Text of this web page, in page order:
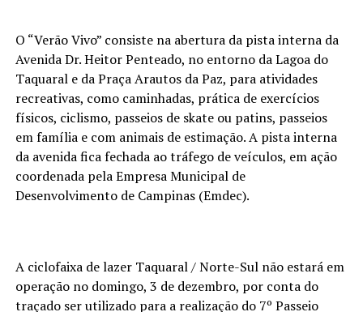
O “Verão Vivo” consiste na abertura da pista interna da
Avenida Dr. Heitor Penteado, no entorno da Lagoa do
Taquaral e da Praça Arautos da Paz, para atividades
recreativas, como caminhadas, prática de exercícios
físicos, ciclismo, passeios de skate ou patins, passeios
em família e com animais de estimação. A pista interna
da avenida fica fechada ao tráfego de veículos, em ação
coordenada pela Empresa Municipal de
Desenvolvimento de Campinas (Emdec).
A ciclofaixa de lazer Taquaral / Norte-Sul não estará em
operação no domingo, 3 de dezembro, por conta do
traçado ser utilizado para a realização do 7º Passeio